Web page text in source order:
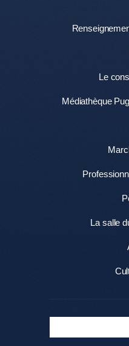
Le
Médiathèque
La salle